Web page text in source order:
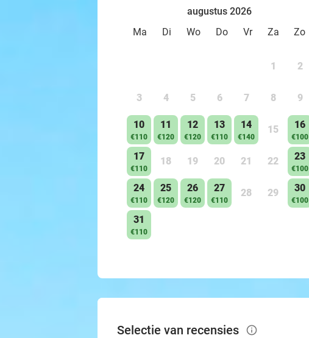
augustus 2026
Ma
Di Wo Do Vr Za Zo
1 2
3 4 5 6 7 8 9
10
€110
11
€120
12
€120
13
€110
14
€140
15 16
€100
17
€110
18 19 20 21 22 23
€100
24
€110
25
€120
26
€120
27
€110
28 29 30
€100
31
€110
Selectie van recensies info_outlined